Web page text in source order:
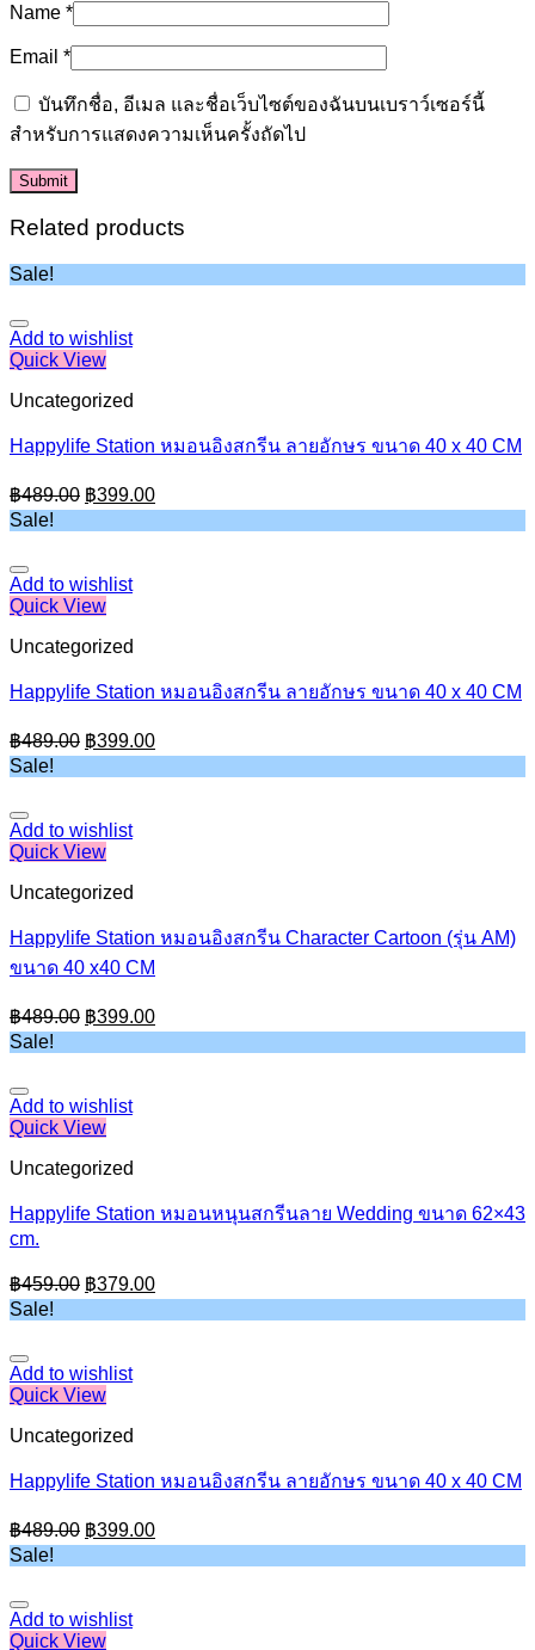
Name *
Email *
บันทึกชื่อ, อีเมล และชื่อเว็บไซต์ของฉันบนเบราว์เซอร์นี้
สำหรับการแสดงความเห็นครั้งถัดไป
Related products
Sale!
Add to wishlist
Quick View
Uncategorized
Happylife Station หมอนอิงสกรีน ลายอักษร ขนาด 40 x 40 CM
฿489.00 Original
price
was:
฿399.00Current
price
is:
Sale!
Add to wishlist
Quick View
Uncategorized
Happylife Station หมอนอิงสกรีน ลายอักษร ขนาด 40 x 40 CM
฿489.00 Original
price
was:
฿399.00Current
price
is:
Sale!
Add to wishlist
Quick View
Uncategorized
Happylife Station หมอนอิงสกรีน Character Cartoon (รุ่น AM)
ขนาด 40 x40 CM
฿489.00 Original
price
was:
฿399.00Current
price
is:
Sale!
Add to wishlist
Quick View
Uncategorized
Happylife Station หมอนหนุนสกรีนลาย Wedding ขนาด 62×43
cm.
฿459.00 Original
price
was:
฿379.00Current
price
is:
Sale!
Add to wishlist
Quick View
Uncategorized
Happylife Station หมอนอิงสกรีน ลายอักษร ขนาด 40 x 40 CM
฿489.00 Original
price
was:
฿399.00Current
price
is:
Sale!
Add to wishlist
Quick View